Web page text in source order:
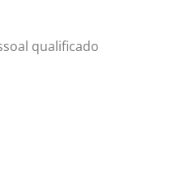
qualificado